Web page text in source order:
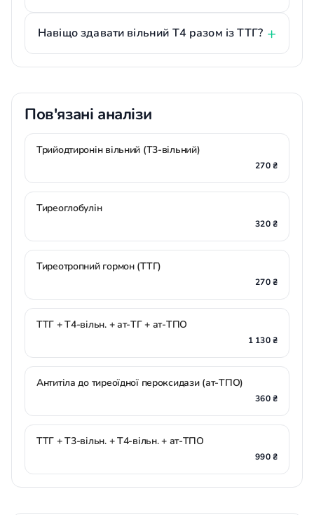
Навіщо здавати вільний Т4 разом із ТТГ?
Пов'язані аналізи
Трийодтиронін вільний (Т3-вільний)
270 ₴
Тиреоглобулін
320 ₴
Тиреотропний гормон (ТТГ)
270 ₴
ТТГ + Т4-вільн. + ат-ТГ + ат-ТПО
1 130 ₴
Антитіла до тиреоїдної пероксидази (ат-ТПО)
360 ₴
ТТГ + Т3-вільн. + Т4-вільн. + ат-ТПО
990 ₴